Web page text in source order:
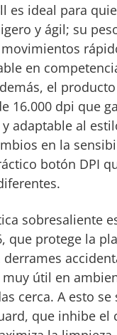
es ideal para
y ágil; su
en
el
16.000 dpi que
adaptable al
en la
botón DPI
sobresaliente
que protege la
útil en
cerca. A esto se
que inhibe el